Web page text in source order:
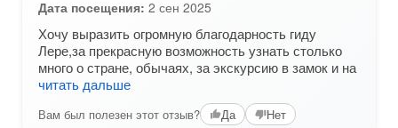
Дата посещения: 2 сен 2025
Хочу выразить огромную благодарность гиду
Лере,за прекрасную возможность узнать столько
много о стране, обычаях, за экскурсию в замок и на
читать дальше
Вам был полезен этот отзыв? Да Нет